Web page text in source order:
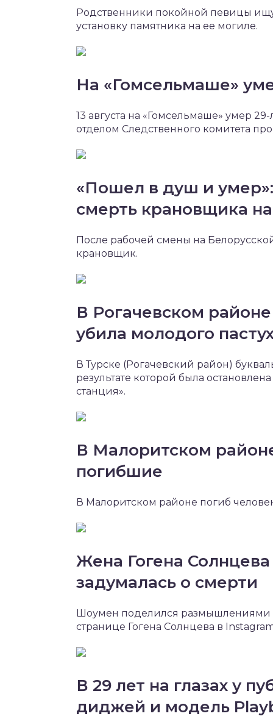
Родственники покойной певицы
установку памятника на ее могиле.
На «Гомсельмаше»
13 августа на «Гомсельмаше» умер
отделом Следственного комитета
«Пошел в душ и
смерть крановщика
После рабочей смены на
крановщик.
В Рогачевском
убила молодого
В Турске (Рогачевский район)
результате которой была
станция».
В Малоритском
погибшие
В Малоритском районе погиб
Жена Гогена
задумалась о смерти
Шоумен поделился размышлениями
странице Гогена Солнцева в
В 29 лет на глазах у
диджей и модель